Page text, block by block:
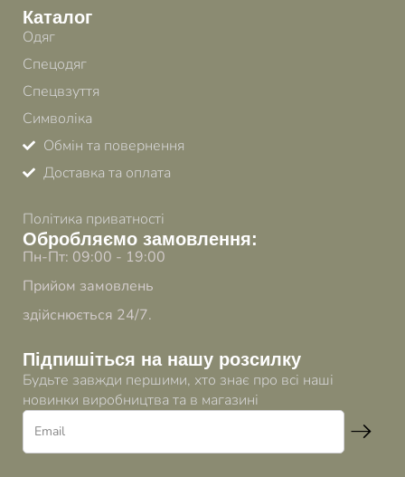
Каталог
Одяг
Спецодяг
Спецвзуття
Символіка
Обмін та повернення
Доставка та оплата
Політика приватності
Обробляємо замовлення:
Пн-Пт: 09:00 - 19:00
Прийом замовлень
здійснюється 24/7.
Підпишіться на нашу розсилку
Будьте завжди першими, хто знає про всі наші
новинки виробництва та в магазині